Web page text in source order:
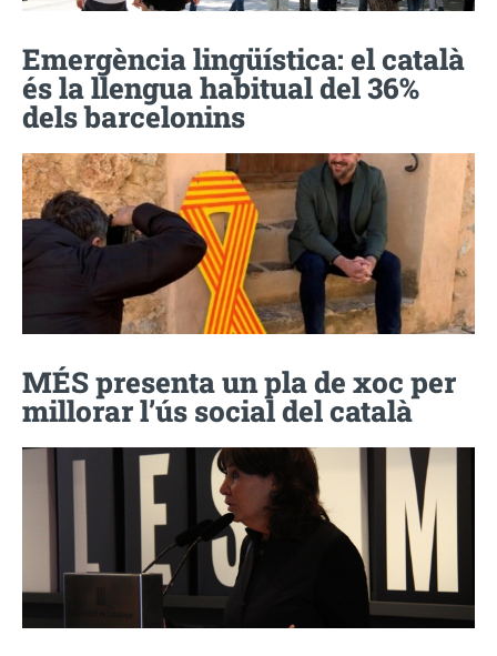
Emergència lingüística: el català
és la llengua habitual del 36%
dels barcelonins
MÉS presenta un pla de xoc per
millorar l’ús social del català